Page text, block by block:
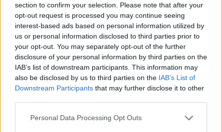
section to confirm your selection. Please note that after your
opt-out request is processed you may continue seeing
interest-based ads based on personal information utilized by
us or personal information disclosed to third parties prior to
your opt-out. You may separately opt-out of the further
disclosure of your personal information by third parties on the
IAB’s list of downstream participants. This information may
also be disclosed by us to third parties on the IAB’s List of
Downstream Participants that may further disclose it to other
Personal Data Processing Opt Outs